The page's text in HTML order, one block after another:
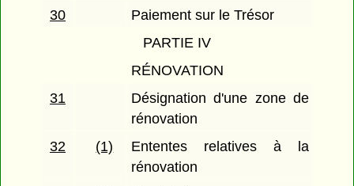
30
Paiement sur le Trésor
PARTIE IV
RÉNOVATION
31
Désignation d'une zone de
rénovation
32
(1)
Ententes relatives à la
rénovation